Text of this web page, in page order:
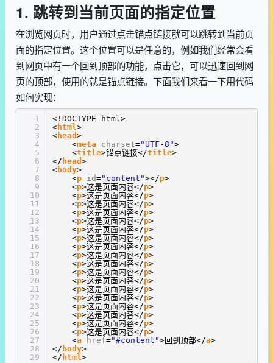
1. 跳转到当前页面的指定位置
在浏览网页时，用户通过点击锚点链接就可以跳转到当前页
面的指定位置。这个位置可以是任意的，例如我们经常会看
到网页中有一个回到顶部的功能，点击它，可以迅速回到网
页的顶部，使用的就是锚点链接。下面我们来看一下用代码
如何实现：
1
2
3
4
5
6
7
8
9
10
11
12
13
14
15
16
17
18
19
20
21
22
23
24
25
26
27
28
29
<!DOCTYPE html>
<html>
<head >
<meta charset="UTF-8">
<title>锚点链接</title>
</ head >
<body>
<p id="content"></p>
<p>这是页面内容</p>
<p>这是页面内容</p>
<p>这是页面内容</p>
<p>这是页面内容</p>
<p>这是页面内容</p>
<p>这是页面内容</p>
<p>这是页面内容</p>
<p>这是页面内容</p>
<p>这是页面内容</p>
<p>这是页面内容</p>
<p>这是页面内容</p>
<p>这是页面内容</p>
<p>这是页面内容</p>
<p>这是页面内容</p>
<p>这是页面内容</p>
<p>这是页面内容</p>
<p>这是页面内容</p>
<p>这是页面内容</p>
<a href="#content">回到顶部</a>
</ body>
</ html>